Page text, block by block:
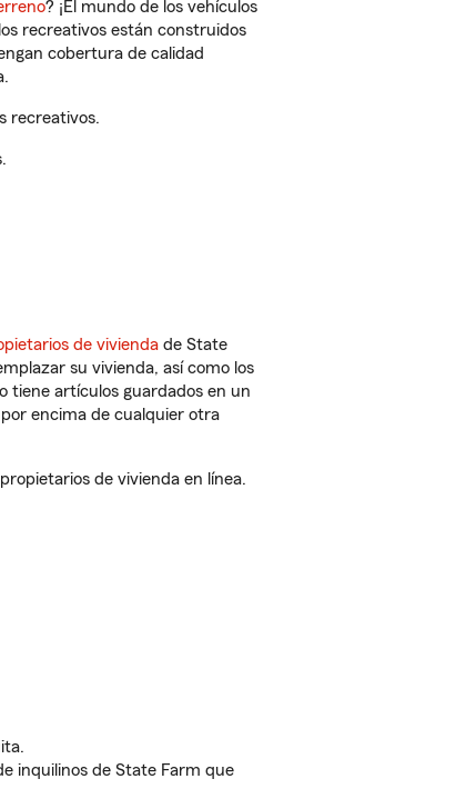
? ¡El mundo de los vehículos
recreativos están construidos
cobertura de calidad
recreativos.
de vivienda de State
su vivienda, así como los
tiene artículos guardados en un
encima de cualquier otra
de vivienda en línea.
inquilinos de State Farm que